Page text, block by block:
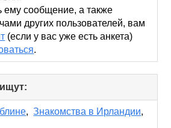
ему сообщение, а также
других пользователей, вам
(если у вас уже есть анкета)
.
to
collapse
,Знакомства в Ирландии,